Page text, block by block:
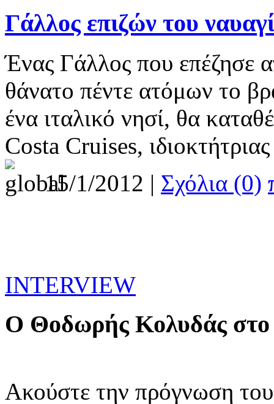
Γάλλος επιζών του
Ένας Γάλλος που επέζησε
θάνατο πέντε ατόμων το
ένα ιταλικό νησί, θα
Costa Cruises,
15/1/2012 | Σχόλια (0)
INTERVIEW
O Θοδωρής Κολυδάς
Ακούστε την πρόγνωση